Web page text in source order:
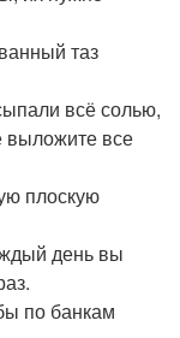
таз
всё солью,
выложите все
плоскую
день вы
по банкам